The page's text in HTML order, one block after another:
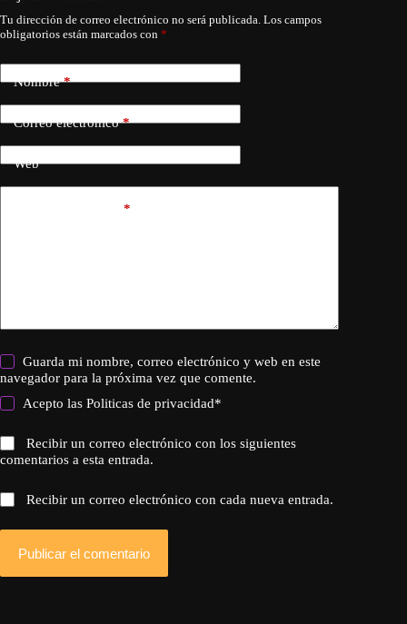
Tu dirección de correo electrónico no será publicada. Los campos
obligatorios están marcados con *
Nombre*
Correo electrónico*
Web
*
Guarda mi nombre, correo electrónico y web en este
navegador para la próxima vez que comente.
Acepto lasPoliticas de privacidad*
Recibir un correo electrónico con los siguientes
comentarios a esta entrada.
Recibir un correo electrónico con cada nueva entrada.
Publicar el comentario